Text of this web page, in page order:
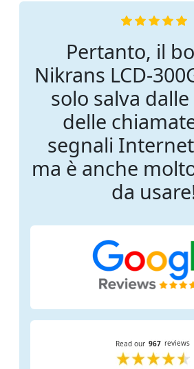
Pertanto, il
Nikrans LCD-
solo salva
delle
segnali
ma è anche
da